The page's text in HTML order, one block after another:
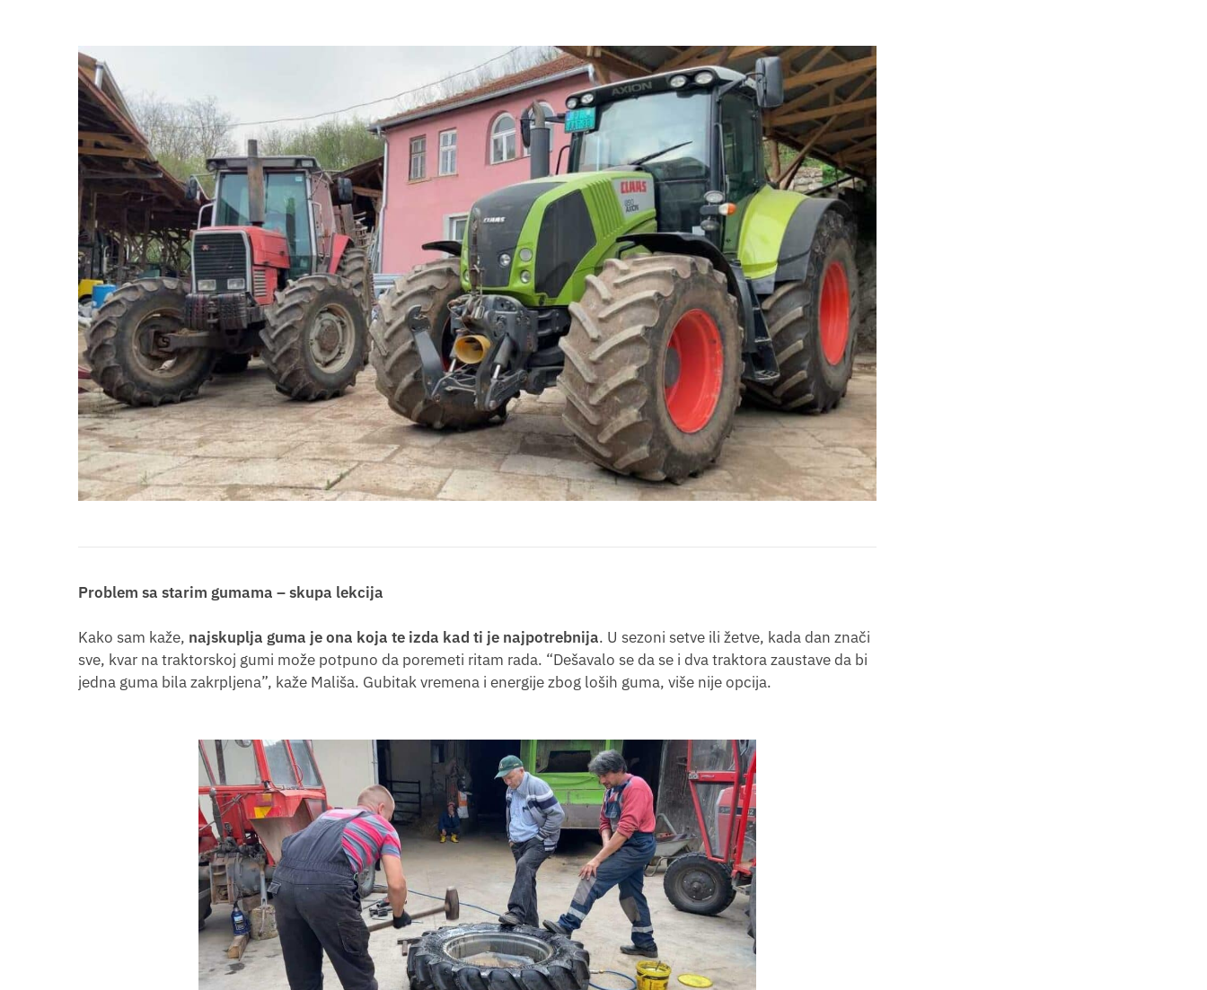
Problem sa starim gumama – skupa lekcija
Kako sam kaže, najskuplja guma je ona koja te izda kad ti je najpotrebnija. U sezoni setve ili žetve, kada dan znači
sve, kvar na traktorskoj gumi može potpuno da poremeti ritam rada. “Dešavalo se da se i dva traktora zaustave da bi
jedna guma bila zakrpljena”, kaže Mališa. Gubitak vremena i energije zbog loših guma, više nije opcija.